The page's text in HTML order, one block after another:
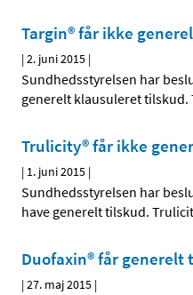
Targin® får ikke
|2. juni 2015 |
Sundhedsstyrelsen har
generelt klausuleret
Trulicity® får ikke
| 1. juni 2015 |
Sundhedsstyrelsen har
have generelt tilskud.
Duofaxin® får generelt
|27. maj 2015 |